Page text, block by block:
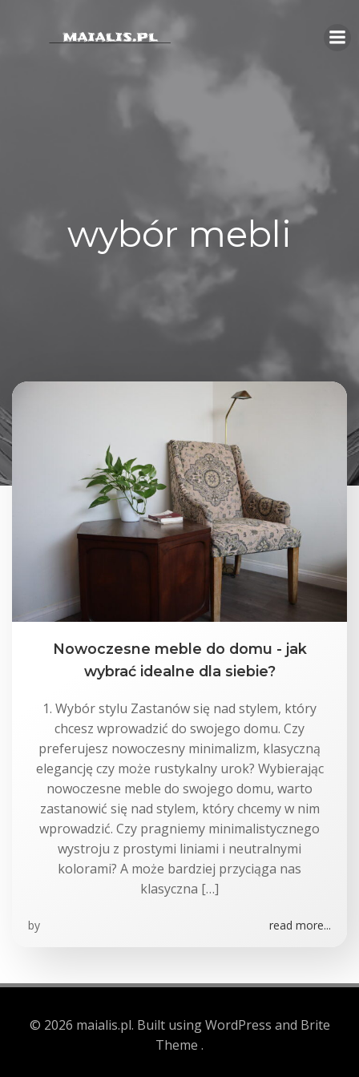
wybór mebli
Nowoczesne meble do domu - jak
wybrać idealne dla siebie?
1. Wybór stylu Zastanów się nad stylem, który
chcesz wprowadzić do swojego domu. Czy
preferujesz nowoczesny minimalizm, klasyczną
elegancję czy może rustykalny urok? Wybierając
nowoczesne meble do swojego domu, warto
zastanowić się nad stylem, który chcemy w nim
wprowadzić. Czy pragniemy minimalistycznego
wystroju z prostymi liniami i neutralnymi
kolorami? A może bardziej przyciąga nas
klasyczna […]
by read more...
© 2026 maialis.pl. Built using WordPress and Brite
Theme .